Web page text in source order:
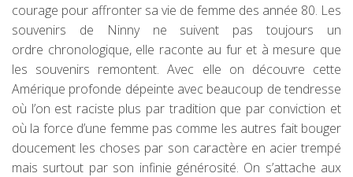
courage pour affronter sa vie de femme des année 80. Les
souvenirs de Ninny ne suivent pas toujours un
ordre chronologique, elle raconte au fur et à mesure que
les souvenirs remontent. Avec elle on découvre cette
Amérique profonde dépeinte avec beaucoup de tendresse
où l’on est raciste plus par tradition que par conviction et
où la force d’une femme pas comme les autres fait bouger
doucement les choses par son caractère en acier trempé
mais surtout par son infinie générosité. On s’attache aux